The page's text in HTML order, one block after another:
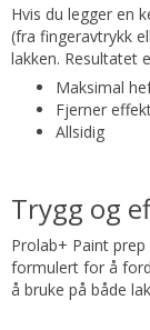
Hvis du legger en
(fra fingeravtrykk
lakken. Resultatet
Maksimal
Fjerner
Allsidig
Trygg og
Prolab+ Paint
formulert for å
å bruke på både